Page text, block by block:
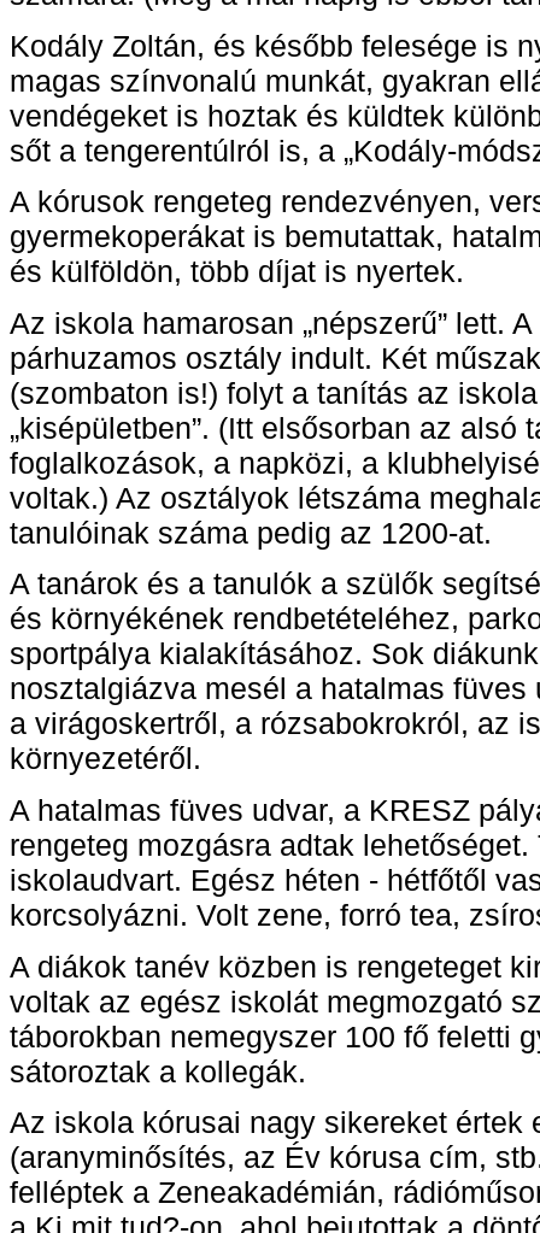
Kodály Zoltán, és később felesége is
magas színvonalú munkát, gyakran
vendégeket is hoztak és küldtek
sőt a tengerentúlról is, a „Kodály-
A kórusok rengeteg rendezvényen,
gyermekoperákat is bemutattak,
és külföldön, több díjat is nyertek.
Az iskola hamarosan „népszerű” lett.
párhuzamos osztály indult. Két
(szombaton is!) folyt a tanítás az
„kisépületben”. (Itt elsősorban az alsó
foglalkozások, a napközi, a
voltak.) Az osztályok létszáma
tanulóinak száma pedig az 1200-at.
A tanárok és a tanulók a szülők
és környékének rendbetételéhez,
sportpálya kialakításához. Sok
nosztalgiázva mesél a hatalmas füves
a virágoskertről, a rózsabokrokról, az
környezetéről.
A hatalmas füves udvar, a KRESZ
rengeteg mozgásra adtak
iskolaudvart. Egész héten - hétfőtől
korcsolyázni. Volt zene, forró tea,
A diákok tanév közben is rengeteget
voltak az egész iskolát megmozgató
táborokban nemegyszer 100 fő feletti
sátoroztak a kollegák.
Az iskola kórusai nagy sikereket értek
(aranyminősítés, az Év kórusa cím,
felléptek a Zeneakadémián,